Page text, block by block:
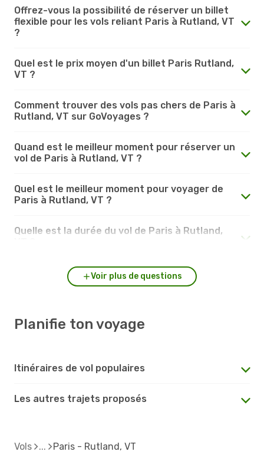
Offrez-vous la possibilité de réserver un billet
flexible pour les vols reliant Paris à Rutland, VT
?
Quel est le prix moyen d'un billet Paris Rutland,
VT ?
Comment trouver des vols pas chers de Paris à
Rutland, VT sur GoVoyages ?
Quand est le meilleur moment pour réserver un
vol de Paris à Rutland, VT ?
Quel est le meilleur moment pour voyager de
Paris à Rutland, VT ?
Quelle est la durée du vol de Paris à Rutland,
Voir plus de questions
Planifie ton voyage
Itinéraires de vol populaires
Les autres trajets proposés
Vols Paris - Rutland, VT